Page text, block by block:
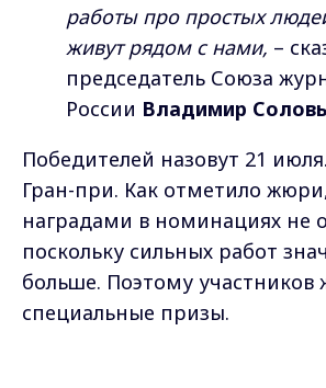
работы про простых
живут рядом с нами, –
председатель Союза
России Владимир
Победителей назовут 21
Гран-при. Как отметило
наградами в номинациях не
поскольку сильных работ
больше. Поэтому участников
специальные призы.